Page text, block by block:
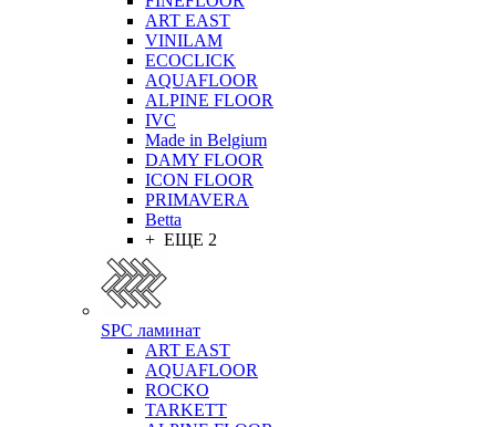
ART EAST
VINILAM
ECOCLICK
AQUAFLOOR
ALPINE FLOOR
IVC
Made in Belgium
DAMY FLOOR
ICON FLOOR
PRIMAVERA
Betta
+ ЕЩЕ 2
SPC ламинат
ART EAST
AQUAFLOOR
ROCKO
TARKETT